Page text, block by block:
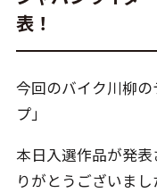
表！
今回のバイク川柳
プ」
本日入選作品が発
りがとうございまし